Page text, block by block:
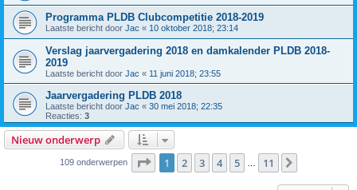
Programma PLDB Clubcompetitie 2018-2019
Laatste bericht door Jac « 10 oktober 2018; 23:14
Verslag jaarvergadering 2018 en damkalender PLDB 2018-
2019
Laatste bericht door Jac « 11 juni 2018; 23:55
Jaarvergadering PLDB 2018
Laatste bericht door Jac « 30 mei 2018; 22:35
Reacties: 3
Nieuw onderwerp
109 onderwerpen Pagina van 11
1 2 3 4 5 11